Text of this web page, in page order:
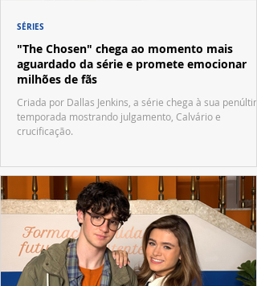
"The Chosen" chega ao momento mais
aguardado da série e promete emocionar
milhões de fãs
Criada por Dallas Jenkins, a série chega à sua
temporada mostrando julgamento, Calvário e
crucificação.
SÉRIES